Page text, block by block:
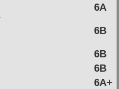
6A
6B
6B
6B
6A+